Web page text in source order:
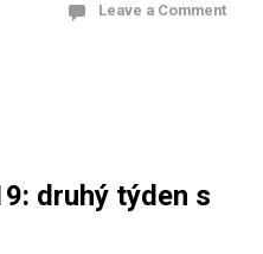
Leave a Comment
druhý týden s